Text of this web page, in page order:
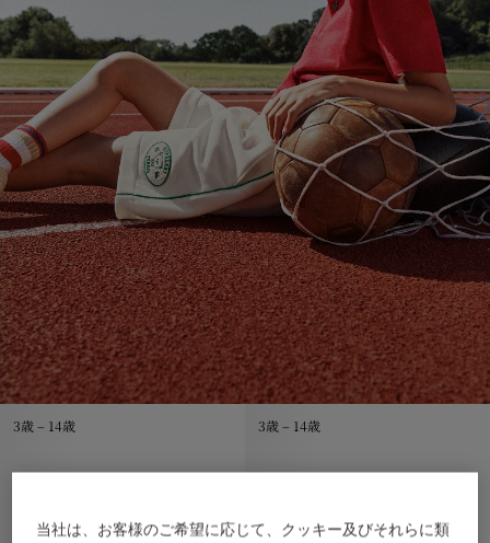
3歳 – 14歳 3歳 – 14歳
当社は、お客様のご希望に応じて、クッキー及びそれらに類